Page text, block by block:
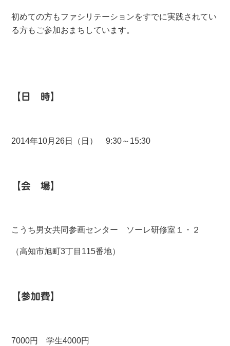
初めての方もファシリテーションをすでに実践されてい
る方もご参加おまちしています。
【日 時】
2014年10月26日（日） 9:30～15:30
【会 場】
こうち男女共同参画センター ソーレ研修室１・２
（高知市旭町3丁目115番地）
【参加費】
7000円 学生4000円